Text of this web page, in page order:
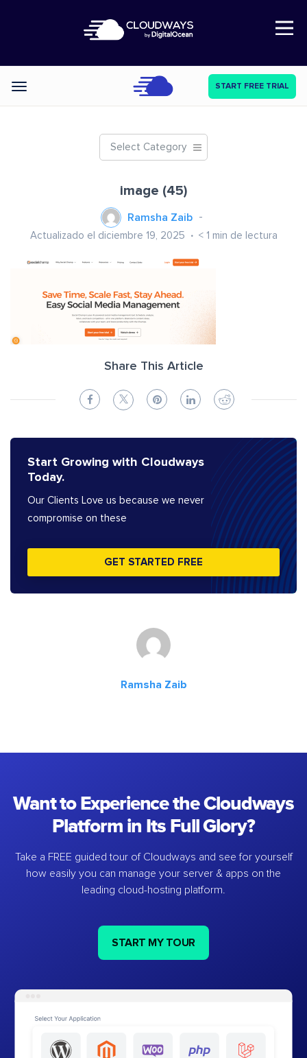
Open Nav
Categories START FREE TRIAL
Select Category
image (45)
Ramsha Zaib
Actualizado el diciembre 19, 2025 < 1 min de lectura
Share This Article
Start Growing with Cloudways
Today.
Our Clients Love us because we never
compromise on these
GET STARTED FREE
Ramsha Zaib
Want to Experience the Cloudways
Platform in Its Full Glory?
Take a FREE guided tour of Cloudways and see for yourself
how easily you can manage your server & apps on the
leading cloud-hosting platform.
START MY TOUR